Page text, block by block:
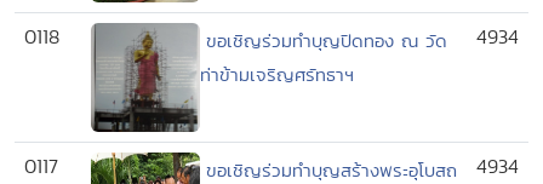
0118
ขอเชิญร่วมทำบุญปิดทอง ณ วัด
ท่าข้ามเจริญศรัทธาฯ
4934
0117
ขอเชิญร่วมทำบุญสร้างพระอุโบสถ
4934